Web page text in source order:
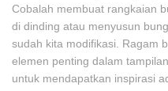
Cobalah membuat rangkaian
di dinding atau menyusun
sudah kita modifikasi. Ragam
elemen penting dalam
untuk mendapatkan inspirasi